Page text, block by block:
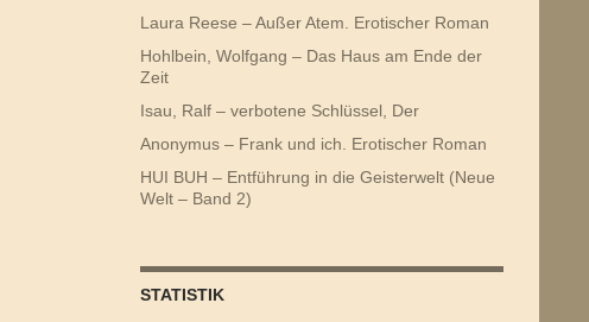
Laura Reese – Außer Atem. Erotischer Roman
Hohlbein, Wolfgang – Das Haus am Ende der
Zeit
Isau, Ralf – verbotene Schlüssel, Der
Anonymus – Frank und ich. Erotischer Roman
HUI BUH – Entführung in die Geisterwelt (Neue
Welt – Band 2)
STATISTIK